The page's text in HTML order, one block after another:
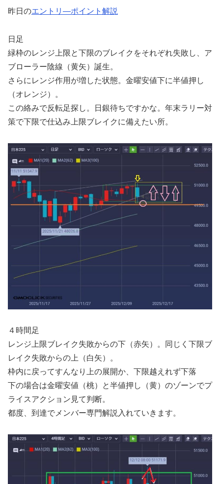
昨日のエントリ―ポイント解説
日足
緑枠のレンジ上限と下限のブレイクをそれぞれ失敗し、ア
ブローラー陰線（黄矢）誕生。
さらにレンジ作用が増した状態。金曜安値下に半値押し
（オレンジ）。
この絡みで反転足探し。日銀待ちですかな。年末ラリー対
策で下限で仕込み上限ブレイクに備えたい所。
４時間足
レンジ上限ブレイク失敗からの下（赤矢）。同じく下限ブ
レイク失敗からの上（白矢）。
枠内に戻ってすんなり上の展開か、下限越えれず下落
下の場合は金曜安値（桃）と半値押し（黄）のゾーンでプ
ライスアクション見て判断。
都度、到達でメンバー専門解説入れていきます。